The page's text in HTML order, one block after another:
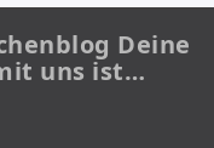
Deine
uns ist…